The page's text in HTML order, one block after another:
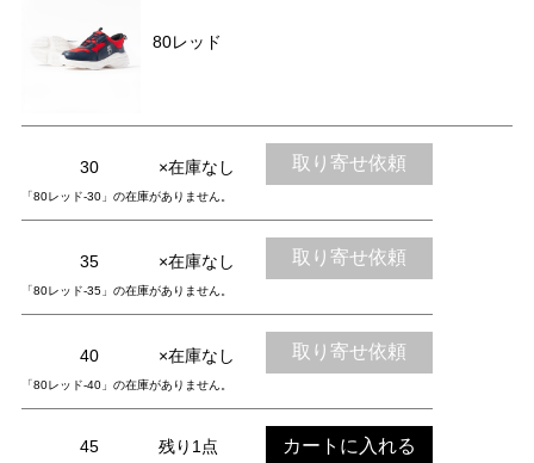
80レッド
30 ×在庫なし 取り寄せ依頼
「80レッド-30」の在庫がありません。
35 ×在庫なし 取り寄せ依頼
「80レッド-35」の在庫がありません。
40 ×在庫なし 取り寄せ依頼
「80レッド-40」の在庫がありません。
45 残り1点 カートに入れる